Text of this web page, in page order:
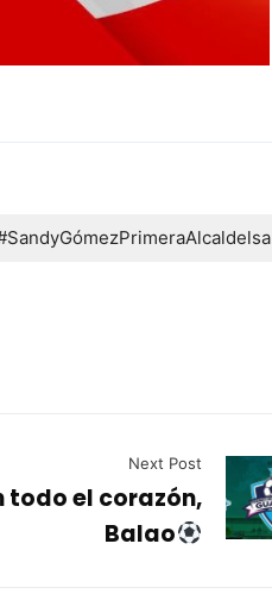
Next Post
todo el corazón,
Balao